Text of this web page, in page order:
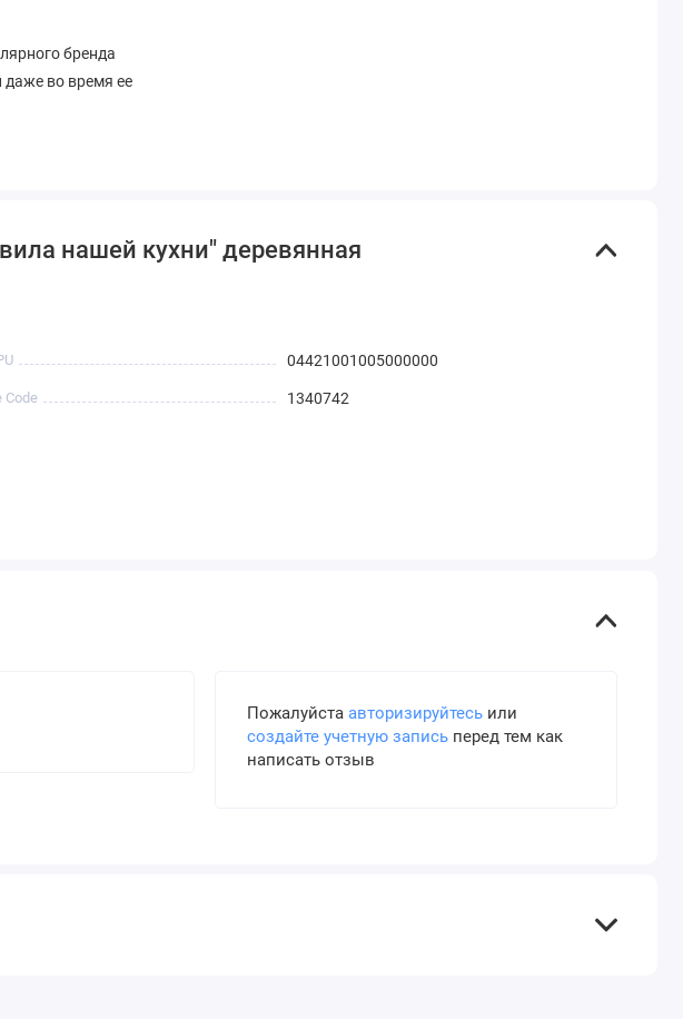
бренда
даже во время ее
нашей кухни" деревянная
04421001005000000
Code 1340742
Пожалуйста авторизируйтесьили
создайте учетную записьперед тем как
написать отзыв